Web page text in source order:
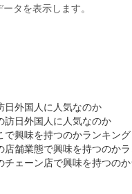
タを表示します。
日外国人に人気なのか
訪日外国人に人気なのか
興味を持つのかランキング
舗業態で興味を持つのか
ェーン店で興味を持つの